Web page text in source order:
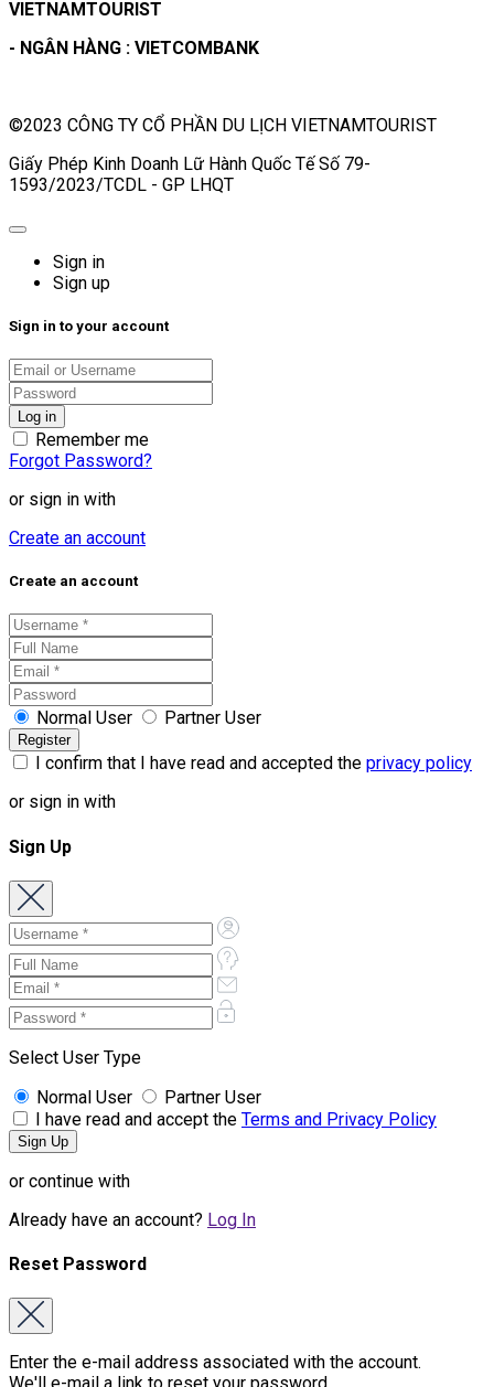
VIETNAMTOURIST
- NGÂN HÀNG : VIETCOMBANK
©2023 CÔNG TY CỔ PHẦN DU LỊCH VIETNAMTOURIST
Giấy Phép Kinh Doanh Lữ Hành Quốc Tế Số 79-
1593/2023/TCDL - GP LHQT
Sign in
Sign up
Sign in to your account
Remember me
Forgot Password?
or sign in with
Create an account
Create an account
Normal User Partner User
I confirm that I have read and accepted the privacy policy
or sign in with
Sign Up
Select User Type
Normal User
Partner User
I have read and accept the Terms and Privacy Policy
or continue with
Already have an account? Log In
Reset Password
Enter the e-mail address associated with the account.